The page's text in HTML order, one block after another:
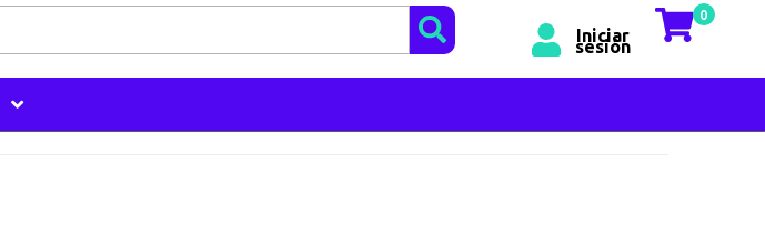
Iniciar
sesión
0